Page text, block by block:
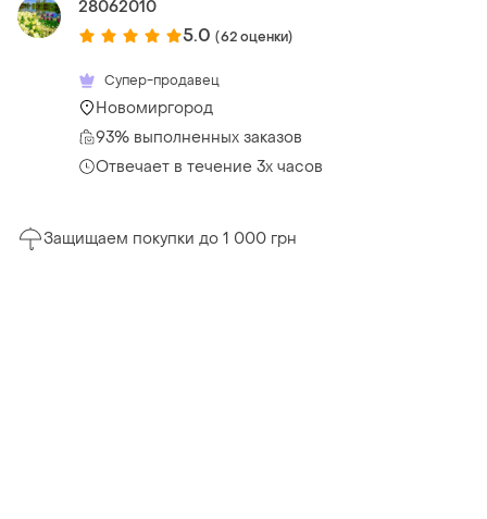
28062010
5.0 (62 оценки)
Супер-продавец
Новомиргород
93% выполненных заказов
Отвечает в течение 3х часов
Защищаем покупки до 1 000 грн